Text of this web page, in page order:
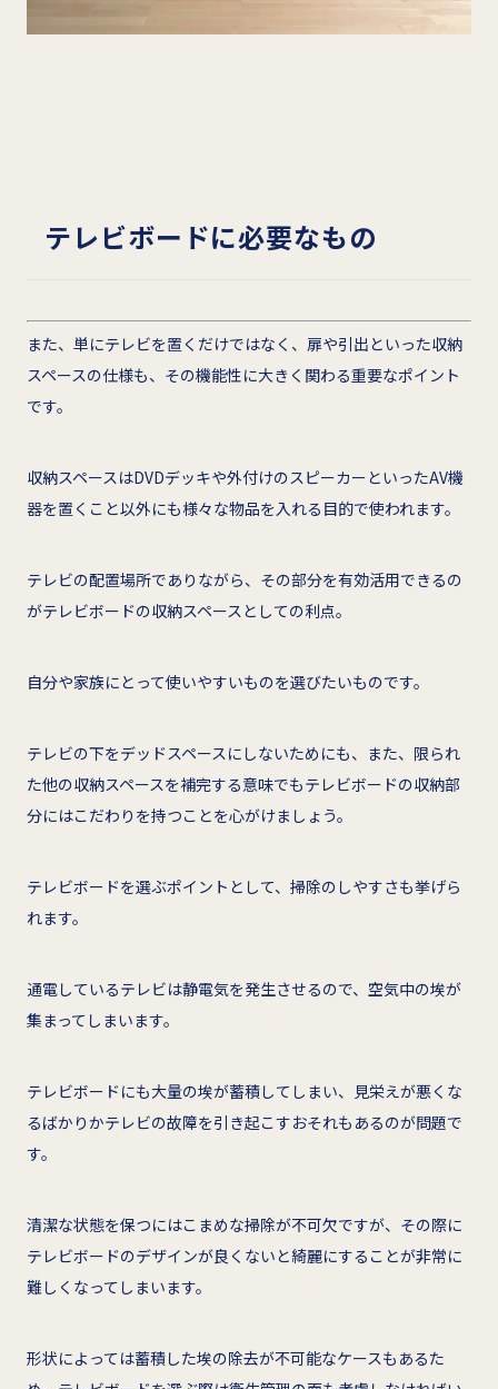
テレビボードに必要なもの
また、単にテレビを置くだけではなく、扉や引出といった収納
スペースの仕様も、その機能性に大きく関わる重要なポイント
です。
収納スペースはDVDデッキや外付けのスピーカーといったAV機
器を置くこと以外にも様々な物品を入れる目的で使われます。
テレビの配置場所でありながら、その部分を有効活用できるの
がテレビボードの収納スペースとしての利点。
自分や家族にとって使いやすいものを選びたいものです。
テレビの下をデッドスペースにしないためにも、また、限られ
た他の収納スペースを補完する意味でもテレビボードの収納部
分にはこだわりを持つことを心がけましょう。
テレビボードを選ぶポイントとして、掃除のしやすさも挙げら
れます。
通電しているテレビは静電気を発生させるので、空気中の埃が
集まってしまいます。
テレビボードにも大量の埃が蓄積してしまい、見栄えが悪くな
るばかりかテレビの故障を引き起こすおそれもあるのが問題で
す。
清潔な状態を保つにはこまめな掃除が不可欠ですが、その際に
テレビボードのデザインが良くないと綺麗にすることが非常に
難しくなってしまいます。
形状によっては蓄積した埃の除去が不可能なケースもあるた